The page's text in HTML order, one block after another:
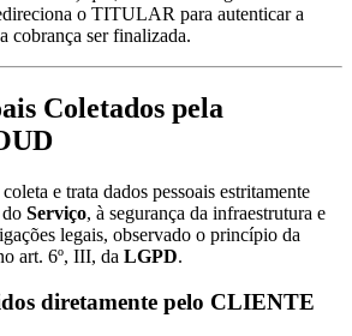
o TITULAR para autenticar a
cobrança ser finalizada.
Coletados pela
coleta e trata dados pessoais estritamente
do Serviço, à segurança da infraestrutura e
legais, observado o princípio da
art. 6º, III, da LGPD.
diretamente pelo CLIENTE